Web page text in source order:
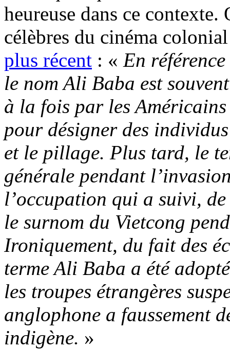
heureuse dans ce
célèbres du cinéma
plus récent : « En
le nom Ali Baba est
à la fois par les
pour désigner des
et le pillage. Plus tard, le
générale pendant
l’occupation qui a suivi,
le surnom du Vietcong
Ironiquement, du fait des
terme Ali Baba a été
les troupes étrangères
anglophone a faussement
indigène. »